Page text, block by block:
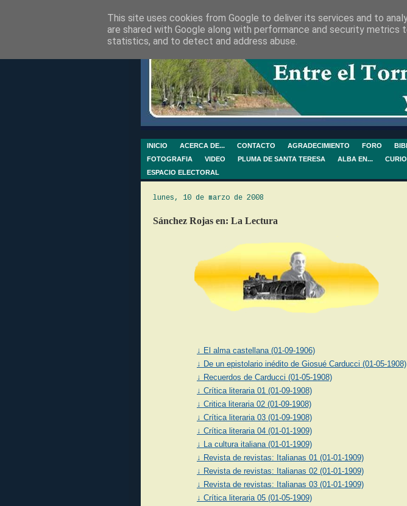
INICIO ACERCA DE... CONTACTO AGRADECIMIENTO FORO
FOTOGRAFIA
VIDEO PLUMA DE SANTA TERESA ALBA EN...
ESPACIO ELECTORAL
lunes, 10 de marzo de 2008
Sánchez Rojas en: La Lectura
↓ El alma castellana (01-09-1906)
↓ De un epistolario inédito de Giosué Carducci (01-05-1908)
↓ Recuerdos de Carducci (01-05-1908)
↓ Crítica literaria 01 (01-09-1908)
↓ Critica literaria 02 (01-09-1908)
↓ Crítica literaria 03 (01-09-1908)
↓ Crítica literaria 04 (01-01-1909)
↓ La cultura italiana (01-01-1909)
↓ Revista de revistas: Italianas 01 (01-01-1909)
↓ Revista de revistas: Italianas 02 (01-01-1909)
↓ Revista de revistas: Italianas 03 (01-01-1909)
↓ Crítica literaria 05 (01-05-1909)
This site uses cookies from Google to deliver its services and to
are shared with Google along with performance and security metrics
statistics, and to detect and address abuse.